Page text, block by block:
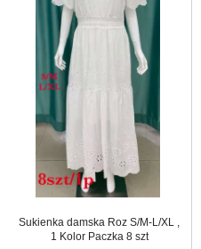
Sukienka damska Roz S/M-L/XL ,
1 Kolor Paczka 8 szt